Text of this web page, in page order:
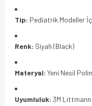
Tip: Pediatrik Modeller
Renk: Siyah (Black)
Materyal: Yeni Nesil
Uyumluluk: 3M